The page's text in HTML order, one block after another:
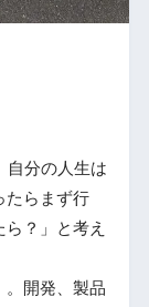
自分の人生は
たらまず行
？」と考え
。開発、製品